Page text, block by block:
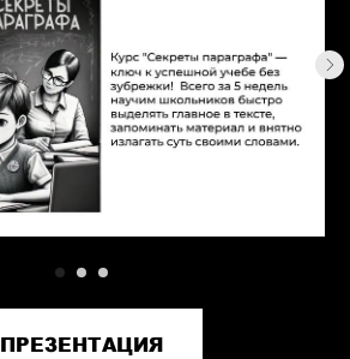
ПРЕЗЕНТАЦИЯ